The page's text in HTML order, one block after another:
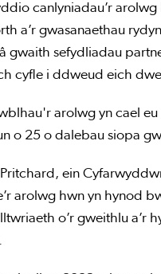
canlyniadau’r arolwg
a’r gwasanaethau
gwaith sefydliadau
cyfle i ddweud eich
arolwg yn cael eu
o 25 o dalebau siopa
ein
arolwg hwn yn hynod
o’r gweithlu a’r